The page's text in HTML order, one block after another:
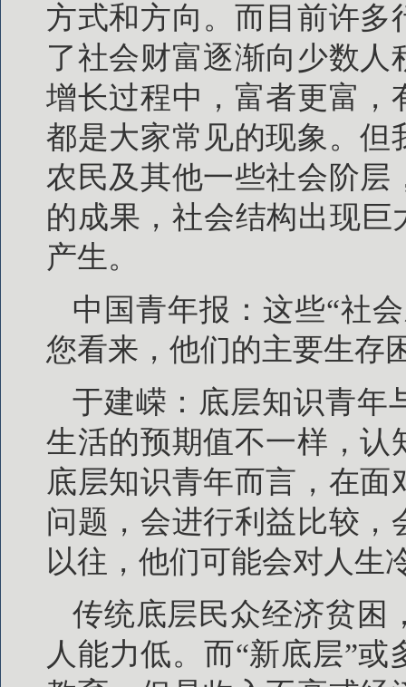
方式和方向。而目前许
了社会财富逐渐向少数
增长过程中，富者更富，
都是大家常见的现象。但
农民及其他一些社会阶层
的成果，社会结构出现巨
产生。
中国青年报：这些“社
您看来，他们的主要生存
于建嵘：底层知识青年
生活的预期值不一样，认
底层知识青年而言，在
问题，会进行利益比较
以往，他们可能会对人生
传统底层民众经济贫困
人能力低。而“新底层”